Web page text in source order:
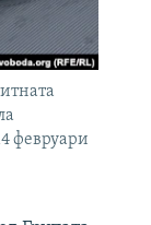
февруари